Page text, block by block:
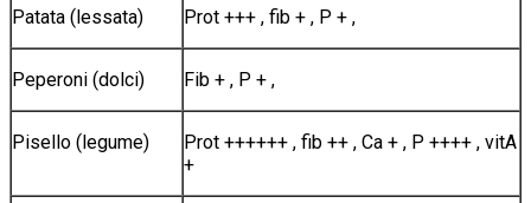
Patata (lessata) Prot +++ , fib + , P + ,
Peperoni (dolci) Fib + , P + ,
Pisello (legume)
Prot ++++++ , fib ++ , Ca + , P ++++ , vitA
+